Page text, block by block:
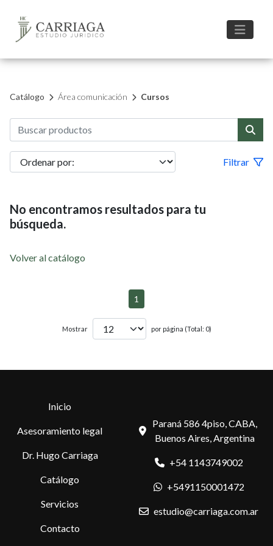
Catálogo Área comunicación Cursos
Filtrar
No encontramos resultados para tu
búsqueda.
Volver al catálogo
1
Mostrar por página (Total: 0)
Inicio
Asesoramiento legal
Dr. Hugo Carriaga
Catálogo
Servicios
Contacto
Paraná 586 4piso, CABA,
Buenos Aires, Argentina
+54 1143749002
+5491150001472
estudio@carriaga.com.ar